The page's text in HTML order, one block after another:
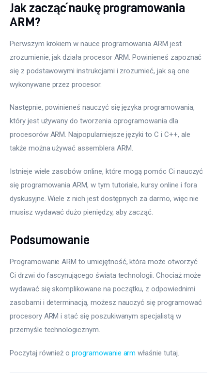
Jak zacząć naukę programowania
ARM?
Pierwszym krokiem w nauce programowania ARM jest
zrozumienie, jak działa procesor ARM. Powinieneś zapoznać
się z podstawowymi instrukcjami i zrozumieć, jak są one
wykonywane przez procesor.
Następnie, powinieneś nauczyć się języka programowania,
który jest używany do tworzenia oprogramowania dla
procesorów ARM. Najpopularniejsze języki to C i C++, ale
także można używać assemblera ARM.
Istnieje wiele zasobów online, które mogą pomóc Ci nauczyć
się programowania ARM, w tym tutoriale, kursy online i fora
dyskusyjne. Wiele z nich jest dostępnych za darmo, więc nie
musisz wydawać dużo pieniędzy, aby zacząć.
Podsumowanie
Programowanie ARM to umiejętność, która może otworzyć
Ci drzwi do fascynującego świata technologii. Chociaż może
wydawać się skomplikowane na początku, z odpowiednimi
zasobami i determinacją, możesz nauczyć się programować
procesory ARM i stać się poszukiwanym specjalistą w
przemyśle technologicznym.
Poczytaj również o programowanie arm właśnie tutaj.